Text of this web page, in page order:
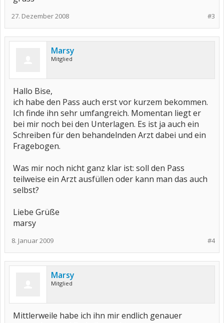
#3
27. Dezember 2008
Marsy
Mitglied
Hallo Bise,
ich habe den Pass auch erst vor kurzem bekommen.
Ich finde ihn sehr umfangreich. Momentan liegt er
bei mir noch bei den Unterlagen. Es ist ja auch ein
Schreiben für den behandelnden Arzt dabei und ein
Fragebogen.
Was mir noch nicht ganz klar ist: soll den Pass
teilweise ein Arzt ausfüllen oder kann man das auch
selbst?
Liebe Grüße
marsy
#4
8. Januar 2009
Marsy
Mitglied
Mittlerweile habe ich ihn mir endlich genauer